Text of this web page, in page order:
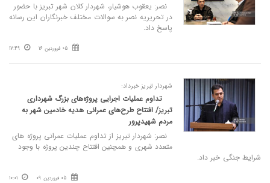
نصر: یعقوب هوشیار، شهردار کلان شهر تبریز با حضور
در تحریریه نصر به سوالات مختلف خبرنگاران این رسانه
پاسخ داد.
05 فروردین 16 17:49
شهردار تبریز خبرداد:
تداوم عملیات اجرایی پروژه‌های بزرگ شهرداری
تبریز/ افتتاح طرح‌های عمرانی هدیه خادمین شهر به
مردم شهیدپرور
نصر: شهردار تبریز از تداوم عملیات عمرانی پروژه های
متعدد شهری و همچنین افتتاح چندین پروژه با وجود
شرایط جنگی خبر داد.
05 فروردین 09 10:01